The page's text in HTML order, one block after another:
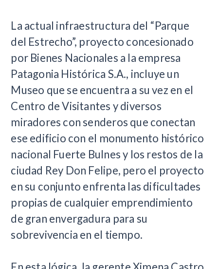
La actual infraestructura del “Parque
del Estrecho”, proyecto concesionado
por Bienes Nacionales a la empresa
Patagonia Histórica S.A., incluye un
Museo que se encuentra a su vez en el
Centro de Visitantes y diversos
miradores con senderos que conectan
ese edificio con el monumento histórico
nacional Fuerte Bulnes y los restos de la
ciudad Rey Don Felipe, pero el proyecto
en su conjunto enfrenta las dificultades
propias de cualquier emprendimiento
de gran envergadura para su
sobrevivencia en el tiempo.